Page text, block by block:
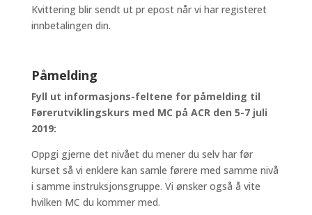
Kvittering blir sendt ut pr epost når vi har registeret
innbetalingen din.
Påmelding
Fyll ut informasjons-feltene for påmelding til
Førerutviklingskurs med MC på ACR den 5-7 juli
2019:
Oppgi gjerne det nivået du mener du selv har før
kurset så vi enklere kan samle førere med samme nivå
i samme instruksjonsgruppe. Vi ønsker også å vite
hvilken MC du kommer med.